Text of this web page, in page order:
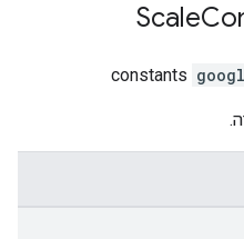
Scale